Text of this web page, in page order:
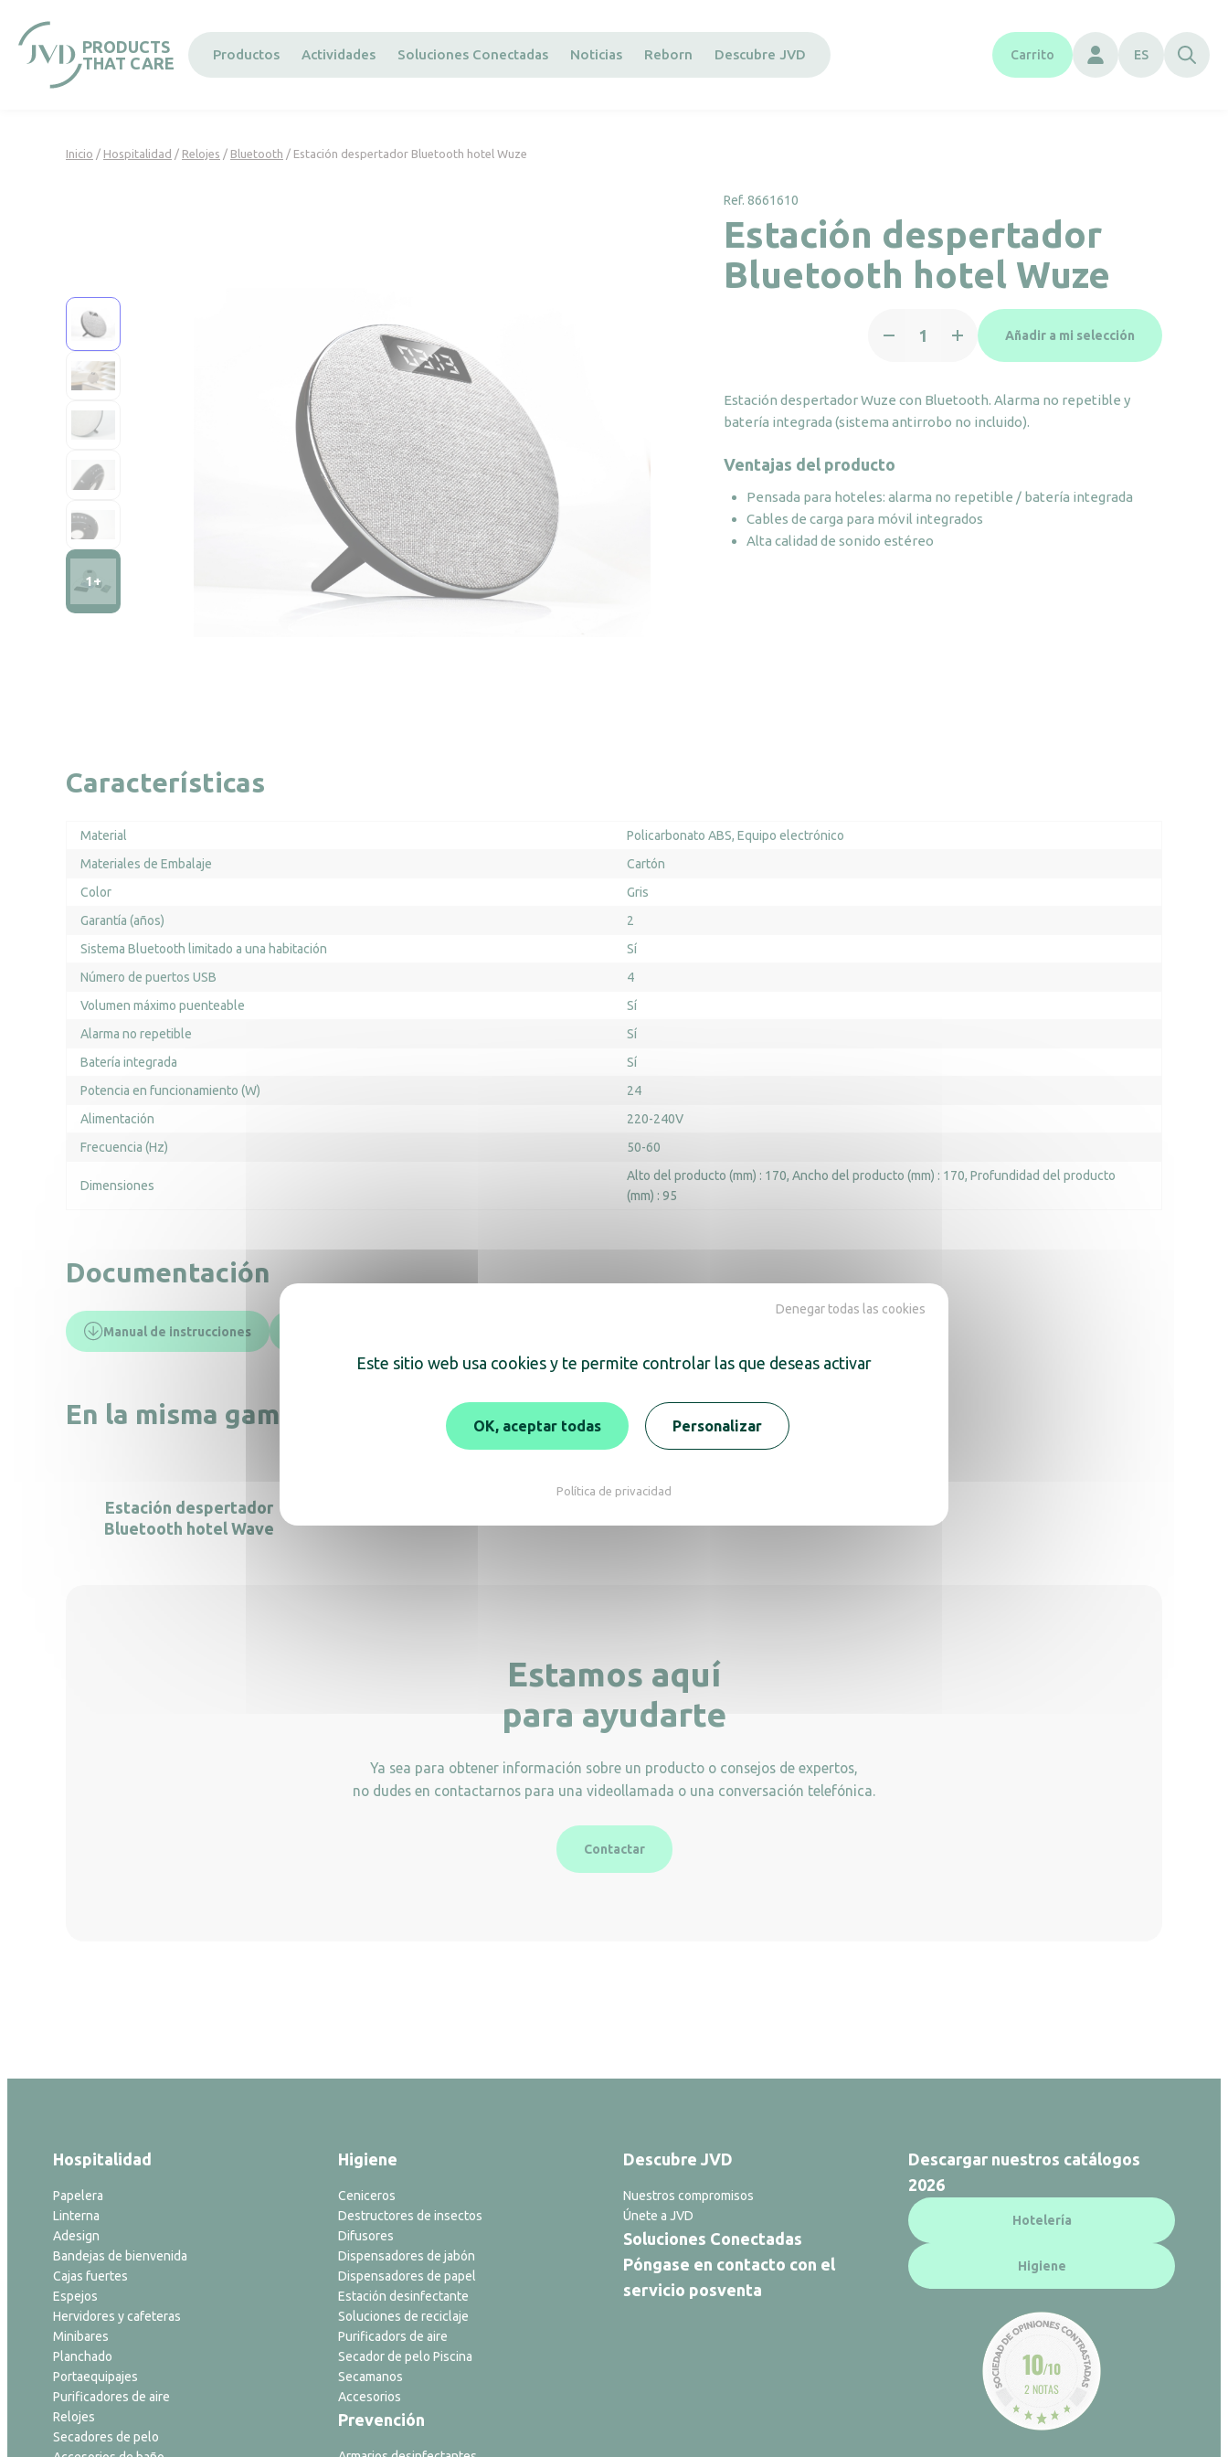
PRODUCTS
THAT CARE
Productos Actividades Soluciones Conectadas Noticias Reborn Descubre JVD Carrito ES
Inicio / Hospitalidad / Relojes / Bluetooth / Estación despertador Bluetooth hotel Wuze
1+
Ref. 8661610
Estación despertador
Bluetooth hotel Wuze
despertador
Wuze
Añadir a mi selección
Estación despertador Wuze con Bluetooth. Alarma no repetible y
batería integrada (sistema antirrobo no incluido).
Ventajas del producto
Pensada para hoteles: alarma no repetible / batería integrada
Cables de carga para móvil integrados
Alta calidad de sonido estéreo
Características
Material Policarbonato ABS Equipo electrónico
Materiales de Embalaje
Cartón
Color
Gris
Garantía (años)
2
Sistema Bluetooth limitado a una habitación
Sí
Número de puertos USB
4
Volumen máximo puenteable
Sí
Alarma no repetible
Sí
Batería integrada
Sí
Potencia en funcionamiento (W)
24
Alimentación
220-240V
Frecuencia (Hz)
50-60
Dimensiones
Alto del producto (mm) : 170 Ancho del producto (mm) : 170 Profundidad del producto
(mm) : 95
Documentación
Manual de instrucciones
En la misma gama, descubra también
Estación despertador
Bluetooth hotel Wave
Estamos aquí
para ayudarte
Ya sea para obtener información sobre un producto o consejos de expertos,
no dudes en contactarnos para una videollamada o una conversación telefónica.
Contactar
Hospitalidad
Papelera
Linterna
Adesign
Bandejas de bienvenida
Cajas fuertes
Espejos
Hervidores y cafeteras
Minibares
Planchado
Portaequipajes
Purificadores de aire
Relojes
Secadores de pelo
Higiene
Ceniceros
Destructores de insectos
Difusores
Dispensadores de jabón
Dispensadores de papel
Estación desinfectante
Soluciones de reciclaje
Purificadors de aire
Secador de pelo Piscina
Secamanos
Accesorios
Prevención
Descubre JVD
Nuestros compromisos
Únete a JVD
Soluciones Conectadas
Póngase en contacto con el
servicio posventa
Descargar nuestros catálogos
2026
Hotelería
Higiene
10/10
2 NOTAS
Este sitio web usa cookies y te permite controlar las que deseas activar
OK, aceptar todas
Denegar todas las cookies
Personalizar
Política de privacidad